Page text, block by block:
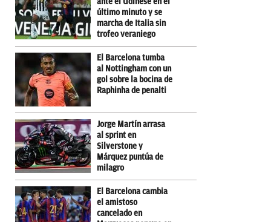
último minuto y se
marcha de Italia sin
trofeo veraniego
El Barcelona tumba
al Nottingham con un
gol sobre la bocina de
Raphinha de penalti
Jorge Martín arrasa
al sprint en
Silverstone y
Márquez puntúa de
milagro
El Barcelona cambia
el amistoso
cancelado en